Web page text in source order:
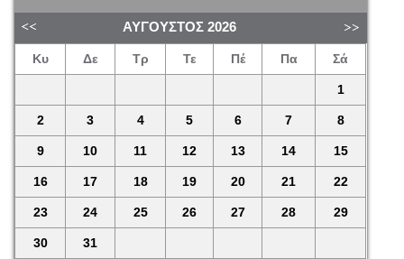
ΑΎΓΟΥΣΤΟΣ 2026
Κυ Δε Τρ Τε Πέ Πα Σά
1
2 3 4 5 6 7 8
9 10 11 12 13 14 15
16 17 18 19 20 21 22
23 24 25 26 27 28 29
30 31